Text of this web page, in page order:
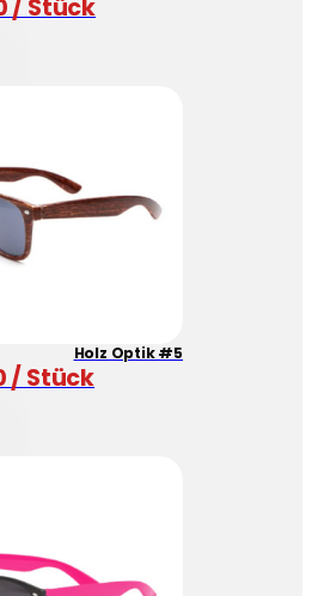
/ Stück
Holz Optik #5
/ Stück